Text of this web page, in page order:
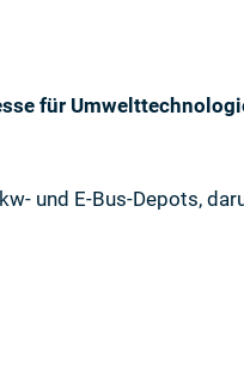
für
und E-Bus-Depots,